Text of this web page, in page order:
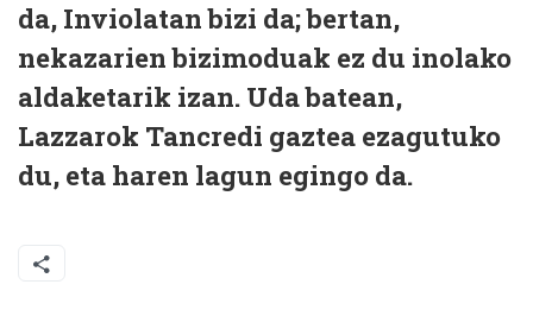
da, Inviolatan bizi da; bertan,
nekazarien bizimoduak ez du inolako
aldaketarik izan. Uda batean,
Lazzarok Tancredi gaztea ezagutuko
du, eta haren lagun egingo da.